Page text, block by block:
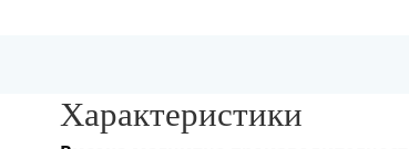
Характеристики